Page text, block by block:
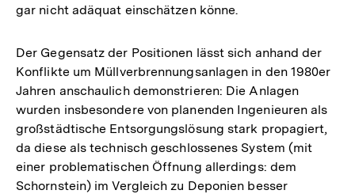
gar nicht adäquat einschätzen könne.
Der Gegensatz der Positionen lässt sich anhand der
Konflikte um Müllverbrennungsanlagen in den 1980er
Jahren anschaulich demonstrieren: Die Anlagen
wurden insbesondere von planenden Ingenieuren als
großstädtische Entsorgungslösung stark propagiert,
da diese als technisch geschlossenes System (mit
einer problematischen Öffnung allerdings: dem
Schornstein) im Vergleich zu Deponien besser